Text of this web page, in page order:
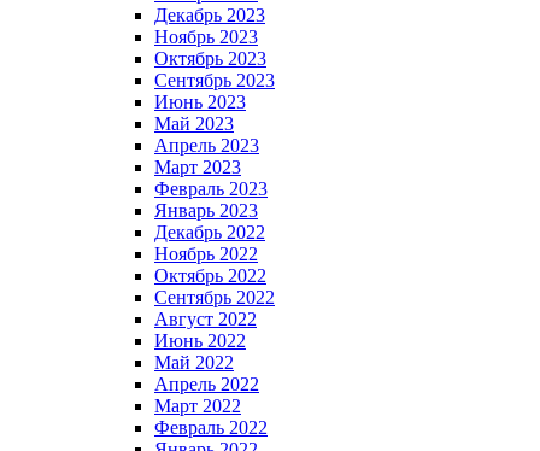
Декабрь 2023
Ноябрь 2023
Октябрь 2023
Сентябрь 2023
Июнь 2023
Май 2023
Апрель 2023
Март 2023
Февраль 2023
Январь 2023
Декабрь 2022
Ноябрь 2022
Октябрь 2022
Сентябрь 2022
Август 2022
Июнь 2022
Май 2022
Апрель 2022
Март 2022
Февраль 2022